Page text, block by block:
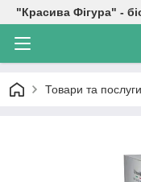
"Красива Фігура" -
Товари та послуги